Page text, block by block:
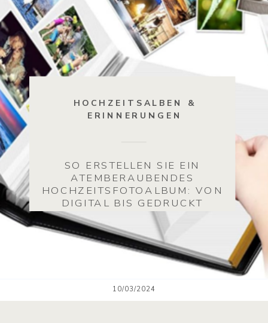
HOCHZEITSALBEN &
ERINNERUNGEN
SO ERSTELLEN SIE EIN
ATEMBERAUBENDES
HOCHZEITSFOTOALBUM: VON
DIGITAL BIS GEDRUCKT
10/03/2024